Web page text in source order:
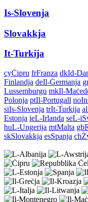
Is-Slovenja
Slovakkja
It-Turkija
cyĊipru frFranza dkId-
Finlandja deIl-Ġermanja
Lussemburgu mkIl-
Polonja ptIl-Portugall no
siIs-Slovenja trIt-Turkija al
Estonja ieL-Irlanda seL-
huL-Ungerija mtMalta gb
skSlovakkja esSpanja ch